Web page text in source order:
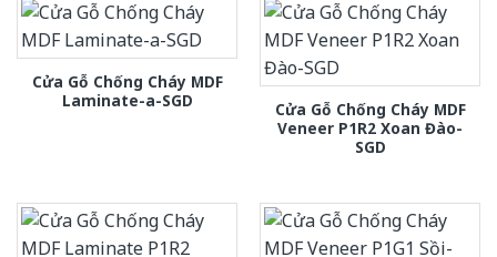
Cửa Gỗ Chống Cháy MDF
Laminate-a-SGD
Cửa Gỗ Chống Cháy MDF
Veneer P1R2 Xoan Đào-
SGD